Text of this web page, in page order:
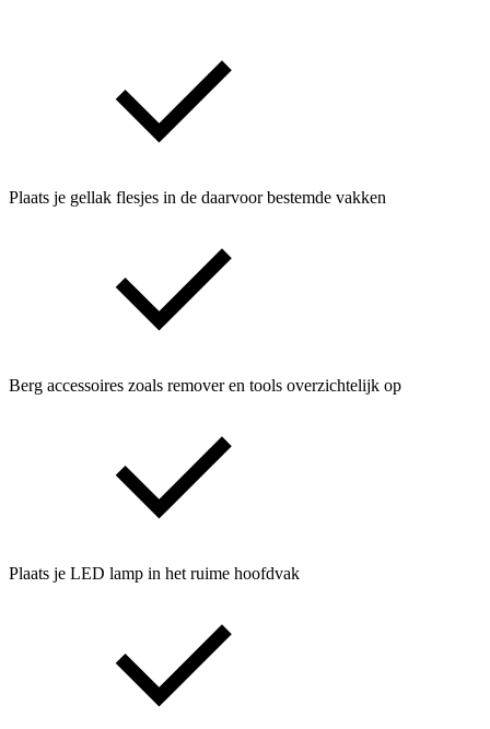
Plaats je gellak flesjes in de daarvoor bestemde vakken
Berg accessoires zoals remover en tools overzichtelijk op
Plaats je LED lamp in het ruime hoofdvak